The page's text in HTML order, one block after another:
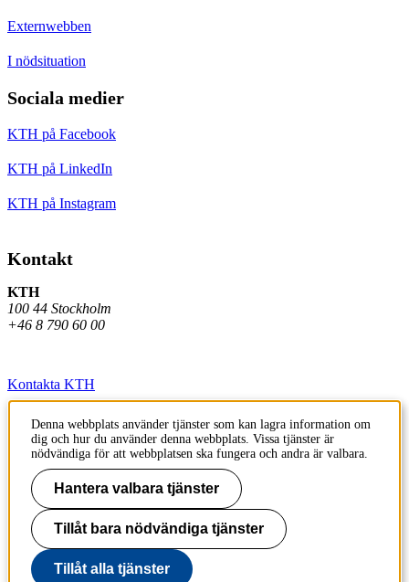
Externwebben
I nödsituation
Sociala medier
KTH på Facebook
KTH på LinkedIn
KTH på Instagram
Kontakt
KTH
100 44 Stockholm
+46 8 790 60 00
Kontakta KTH
Jobba på KTH
Press och media
Faktura och betalning KTH
Om KTH:s webbplatser
Tillgänglighetsredogörelse
Denna webbplats använder tjänster som kan lagra information om
dig och hur du använder denna webbplats. Vissa tjänster är
nödvändiga för att webbplatsen ska fungera och andra är valbara.
Hantera valbara tjänster
Tillåt bara nödvändiga tjänster
Tillåt alla tjänster